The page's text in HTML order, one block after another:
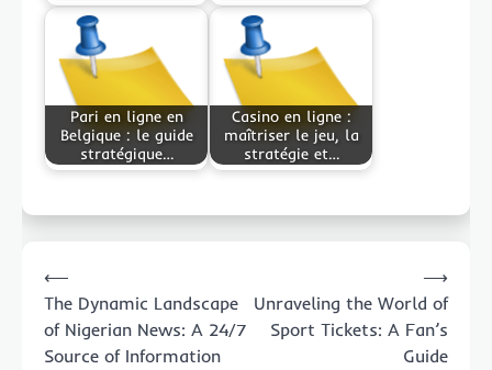
Pari en ligne en
Belgique : le guide
stratégique…
Casino en ligne :
maîtriser le jeu, la
stratégie et…
navigation
⟵
The Dynamic Landscape
of Nigerian News: A 24/7
Source of Information
Unraveling the World of
Sport Tickets: A Fan’s
Guide
⟶